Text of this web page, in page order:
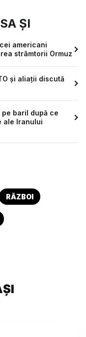
ȘI
americani
strâmtorii Ormuz
și aliații discută
baril după ce
ale Iranului
RĂZBOI